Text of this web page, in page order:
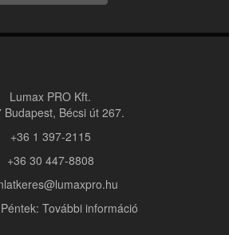
Lumax PRO Kft.
Budapest, Bécsi út 267.
+36 1 397-2115
+36 30 447-8808
További információ